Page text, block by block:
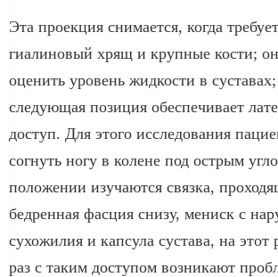
Эта проекция снимается, когда
гиалиновый хрящ и крупные кости;
оценить уровень жидкости в суставах;
следующая позиция обеспечивает
доступ. Для этого исследования
согнуть ногу в колене под острым
положении изучаются связка,
бедренная фасция снизу, мениск с
сухожилия и капсула сустава, на этот
раз с таким доступом возникают